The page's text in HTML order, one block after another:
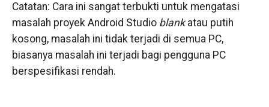
Catatan: Cara ini sangat terbukti untuk mengatasi
masalah proyek Android Studioblankatau putih
kosong, masalah ini tidak terjadi di semua PC,
biasanya masalah ini terjadi bagi pengguna PC
berspesifikasi rendah.